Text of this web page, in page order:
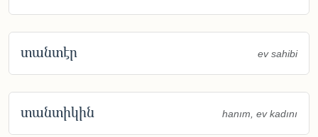
տանտէր ev sahibi
տանտիկին hanım, ev kadını